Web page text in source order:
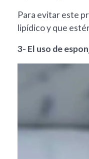
Para evitar este
lipídico y que
3- El uso de